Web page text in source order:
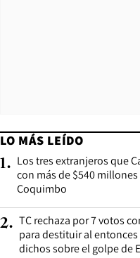
LO MÁS LEÍDO
1. Los tres extranjeros que
con más de $540
Coquimbo
2. TC rechaza por 7 votos
para destituir al
dichos sobre el golpe de